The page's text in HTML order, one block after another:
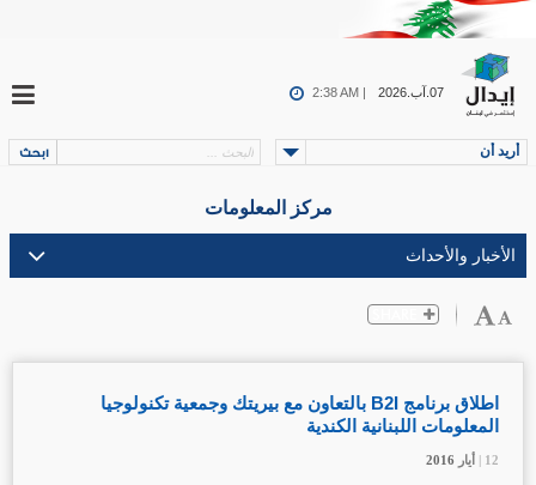
07.آب.2026 2:38 AM |
أريد أن
مركز المعلومات
12 | أيار
اطلاق برنامج B2I بالتعاون مع بيريتك وجمعية تكنولوجيا
المعلومات اللبنانية الكندية
12 | أيار 12 | أيار